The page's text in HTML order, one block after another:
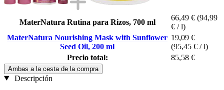
MaterNatura Rutina para Rizos, 700 ml
66,49 € (94,99
€ / l)
MaterNatura Nourishing Mask with Sunflower
Seed Oil, 200 ml
19,09 €
(95,45 € / l)
Precio total:
85,58 €
Ambas a la cesta de la compra
Descripción